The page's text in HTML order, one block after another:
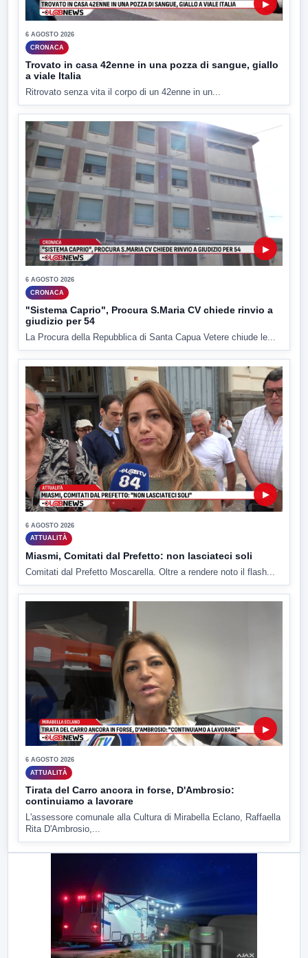
▶
6 AGOSTO 2026
CRONACA
Trovato in casa 42enne in una pozza di sangue, giallo
a viale Italia
Ritrovato senza vita il corpo di un 42enne in un...
▶
6 AGOSTO 2026
CRONACA
"Sistema Caprio", Procura S.Maria CV chiede rinvio a
giudizio per 54
La Procura della Repubblica di Santa Capua Vetere chiude le...
▶
6 AGOSTO 2026
ATTUALITÀ
Miasmi, Comitati dal Prefetto: non lasciateci soli
Comitati dal Prefetto Moscarella. Oltre a rendere noto il flash...
▶
6 AGOSTO 2026
ATTUALITÀ
Tirata del Carro ancora in forse, D'Ambrosio:
continuiamo a lavorare
L'assessore comunale alla Cultura di Mirabella Eclano, Raffaella
Rita D'Ambrosio,...